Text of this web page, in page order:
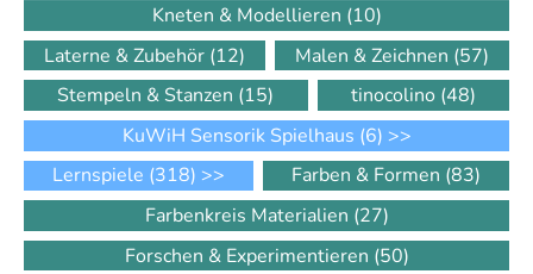
Kneten & Modellieren (10)
Laterne & Zubehör (12) Malen & Zeichnen (57)
Stempeln & Stanzen (15) tinocolino (48)
KuWiH Sensorik Spielhaus (6) >>
Lernspiele (318) >> Farben & Formen (83)
Farbenkreis Materialien (27)
Forschen & Experimentieren (50)